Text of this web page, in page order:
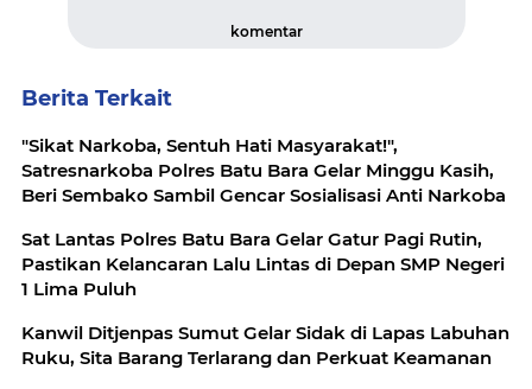
komentar
Berita Terkait
"Sikat Narkoba, Sentuh Hati Masyarakat!",
Satresnarkoba Polres Batu Bara Gelar Minggu Kasih,
Beri Sembako Sambil Gencar Sosialisasi Anti Narkoba
Sat Lantas Polres Batu Bara Gelar Gatur Pagi Rutin,
Pastikan Kelancaran Lalu Lintas di Depan SMP Negeri
1 Lima Puluh
Kanwil Ditjenpas Sumut Gelar Sidak di Lapas Labuhan
Ruku, Sita Barang Terlarang dan Perkuat Keamanan